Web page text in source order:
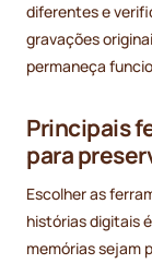
diferentes e
gravações
permaneça
Principais
para
Escolher as
histórias digitais
memórias sejam